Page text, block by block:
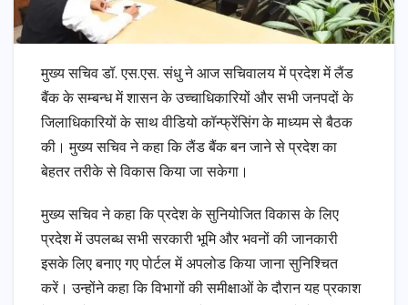
मुख्य सचिव डॉ. एस.एस. संधु ने आज सचिवालय में प्रदेश में लैंड
बैंक के सम्बन्ध में शासन के उच्चाधिकारियों और सभी जनपदों के
जिलाधिकारियों के साथ वीडियो कॉन्फ्रेंसिंग के माध्यम से बैठक
की। मुख्य सचिव ने कहा कि लैंड बैंक बन जाने से प्रदेश का
बेहतर तरीके से विकास किया जा सकेगा।
मुख्य सचिव ने कहा कि प्रदेश के सुनियोजित विकास के लिए
प्रदेश में उपलब्ध सभी सरकारी भूमि और भवनों की जानकारी
इसके लिए बनाए गए पोर्टल में अपलोड किया जाना सुनिश्चित
करें। उन्होंने कहा कि विभागों की समीक्षाओं के दौरान यह प्रकाश